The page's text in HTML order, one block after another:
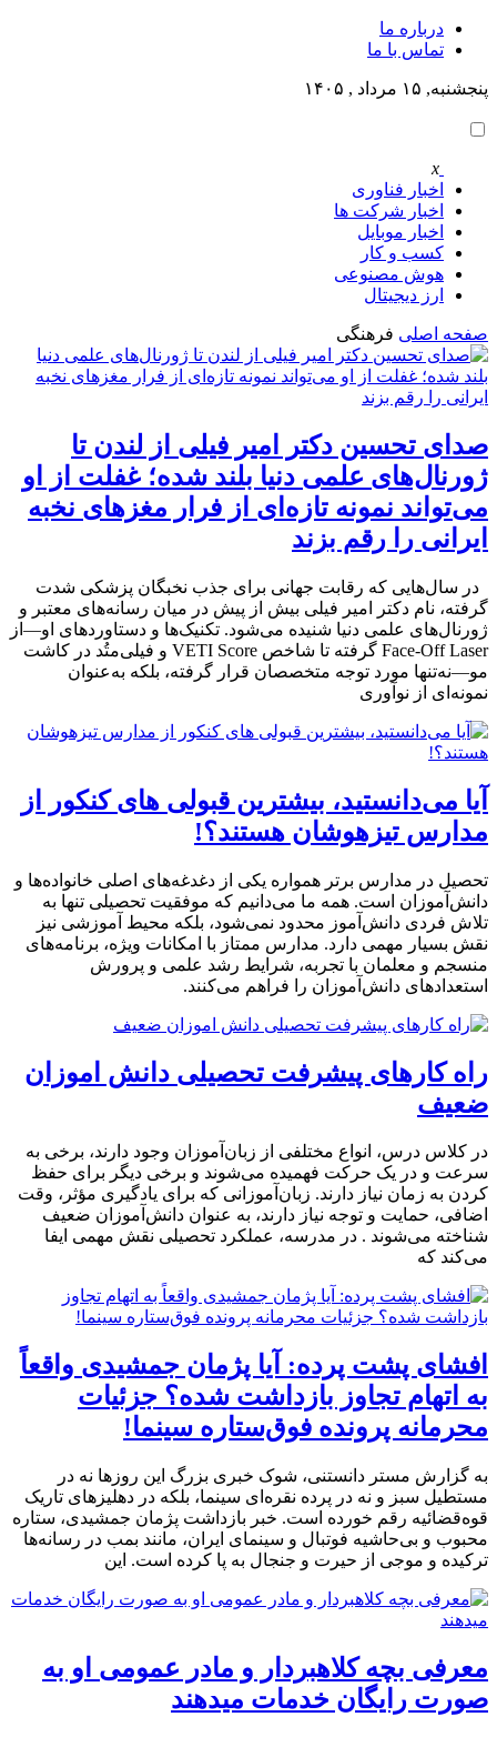
درباره ما
تماس با ما
پنجشنبه, ۱۵ مرداد , ۱۴۰۵
x
اخبار فناوری
اخبار شرکت ها
اخبار موبایل
کسب و کار
هوش مصنوعی
ارز دیجیتال
صفحه اصلی فرهنگی
صدای تحسین دکتر امیر فیلی از لندن تا
ژورنال‌های علمی دنیا بلند شده؛ غفلت از او
می‌تواند نمونه تازه‌ای از فرار مغزهای نخبه
ایرانی را رقم بزند
در سال‌هایی که رقابت جهانی برای جذب نخبگان پزشکی شدت
گرفته، نام دکتر امیر فیلی بیش از پیش در میان رسانه‌های معتبر و
ژورنال‌های علمی دنیا شنیده می‌شود. تکنیک‌ها و دستاوردهای او—از
Face-Off Laser گرفته تا شاخص VETI Score و فیلی‌متُد در کاشت
مو—نه‌تنها مورد توجه متخصصان قرار گرفته، بلکه به‌عنوان
نمونه‌ای از نوآوری
آیا می‌دانستید، بیشترین قبولی های کنکور از
مدارس تیزهوشان هستند؟!
تحصیل در مدارس برتر همواره یکی از دغدغه‌های اصلی خانواده‌ها و
دانش‌آموزان است. همه ما می‌دانیم که موفقیت تحصیلی تنها به
تلاش فردی دانش‌آموز محدود نمی‌شود، بلکه محیط آموزشی نیز
نقش بسیار مهمی دارد. مدارس ممتاز با امکانات ویژه، برنامه‌های
منسجم و معلمان با تجربه، شرایط رشد علمی و پرورش
استعدادهای دانش‌آموزان را فراهم می‌کنند.
راه کارهای پیشرفت تحصیلی دانش اموزان
ضعیف
در کلاس درس، انواع مختلفی از زبان‌آموزان وجود دارند، برخی به
سرعت و در یک حرکت فهمیده می‌شوند و برخی دیگر برای حفظ
کردن به زمان نیاز دارند. زبان‌آموزانی که برای یادگیری مؤثر، وقت
اضافی، حمایت و توجه نیاز دارند، به عنوان دانش‌آموزان ضعیف
شناخته می‌شوند . در مدرسه، عملکرد تحصیلی نقش مهمی ایفا
می‌کند که
افشای پشت پرده: آیا پژمان جمشیدی واقعاً
به اتهام تجاوز بازداشت شده؟ جزئیات
محرمانه پرونده فوق‌ستاره سینما!
به گزارش مستر دانستنی، شوک خبری بزرگ این روزها نه در
مستطیل سبز و نه در پرده نقره‌ای سینما، بلکه در دهلیزهای تاریک
قوه‌قضائیه رقم خورده است. خبر بازداشت پژمان جمشیدی، ستاره
محبوب و بی‌حاشیه فوتبال و سینمای ایران، مانند بمب در رسانه‌ها
ترکیده و موجی از حیرت و جنجال به پا کرده است. این
معرفی بچه کلاهبردار و مادر عمومی او به
صورت رایگان خدمات میدهند